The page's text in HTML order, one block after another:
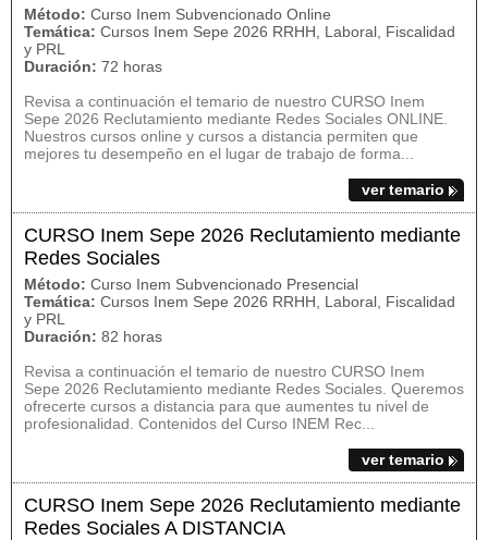
Método: Curso Inem Subvencionado Online
Temática: Cursos Inem Sepe 2026 RRHH, Laboral, Fiscalidad
y PRL
Duración: 72 horas
Revisa a continuación el temario de nuestro CURSO Inem
Sepe 2026 Reclutamiento mediante Redes Sociales ONLINE.
Nuestros cursos online y cursos a distancia permiten que
mejores tu desempeño en el lugar de trabajo de forma...
ver temario
CURSO Inem Sepe 2026 Reclutamiento mediante
Redes Sociales
Método: Curso Inem Subvencionado Presencial
Temática: Cursos Inem Sepe 2026 RRHH, Laboral, Fiscalidad
y PRL
Duración: 82 horas
Revisa a continuación el temario de nuestro CURSO Inem
Sepe 2026 Reclutamiento mediante Redes Sociales. Queremos
ofrecerte cursos a distancia para que aumentes tu nivel de
profesionalidad. Contenidos del Curso INEM Rec...
ver temario
CURSO Inem Sepe 2026 Reclutamiento mediante
Redes Sociales A DISTANCIA